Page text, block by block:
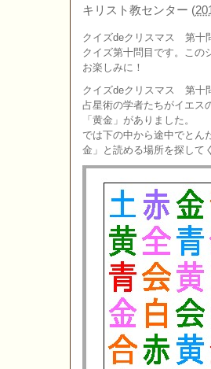
キリスト教センター (
クイズdeクリスマス 第十
クイズ第十問目です。この
お楽しみに！
クイズdeクリスマス 第十
占星術の学者たちがイエス
「黄金」がありました。
では下の中から途中でとん
金」と読める場所を探して